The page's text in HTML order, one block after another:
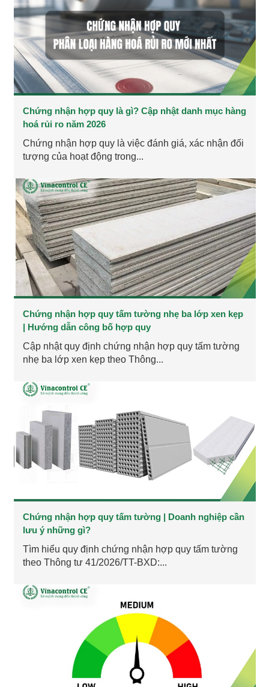
Chứng nhận hợp quy là gì? Cập nhật danh mục hàng
hoá rủi ro năm 2026
Chứng nhận hợp quy là việc đánh giá, xác nhận đối
tượng của hoạt động trong...
Chứng nhận hợp quy tấm tường nhẹ ba lớp xen kẹp
| Hướng dẫn công bố hợp quy
Cập nhật quy định chứng nhận hợp quy tấm tường
nhẹ ba lớp xen kẹp theo Thông...
Chứng nhận hợp quy tấm tường | Doanh nghiệp cần
lưu ý những gì?
Tìm hiểu quy định chứng nhận hợp quy tấm tường
theo Thông tư 41/2026/TT-BXD:...